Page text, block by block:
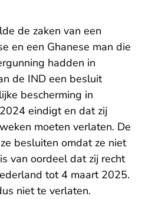
de zaken van een
en een Ghanese man die
hadden in
de IND een besluit
bescherming in
eindigt en dat zij
moeten verlaten. De
besluiten omdat ze niet
van oordeel dat zij recht
tot 4 maart 2025.
niet te verlaten.